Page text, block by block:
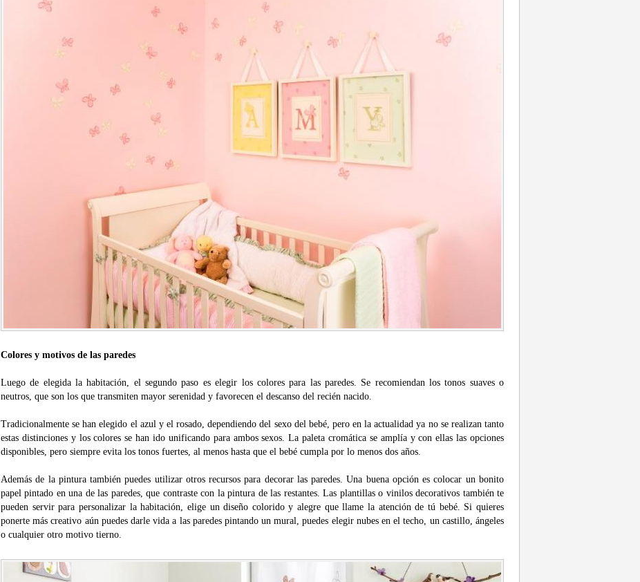
Colores y motivos de las paredes
Luego de elegida la habitación, el segundo paso es elegir los colores para las paredes. Se recomiendan los tonos suaves o
neutros, que son los que transmiten mayor serenidad y favorecen el descanso del recién nacido.
Tradicionalmente se han elegido el azul y el rosado, dependiendo del sexo del bebé, pero en la actualidad ya no se realizan tanto
estas distinciones y los colores se han ido unificando para ambos sexos. La paleta cromática se amplía y con ellas las opciones
disponibles, pero siempre evita los tonos fuertes, al menos hasta que el bebé cumpla por lo menos dos años.
Además de la pintura también puedes utilizar otros recursos para decorar las paredes. Una buena opción es colocar un bonito
papel pintado en una de las paredes, que contraste con la pintura de las restantes. Las plantillas o vinilos decorativos también te
pueden servir para personalizar la habitación, elige un diseño colorido y alegre que llame la atención de tú bebé. Si quieres
ponerte más creativo aún puedes darle vida a las paredes pintando un mural, puedes elegir nubes en el techo, un castillo, ángeles
o cualquier otro motivo tierno.